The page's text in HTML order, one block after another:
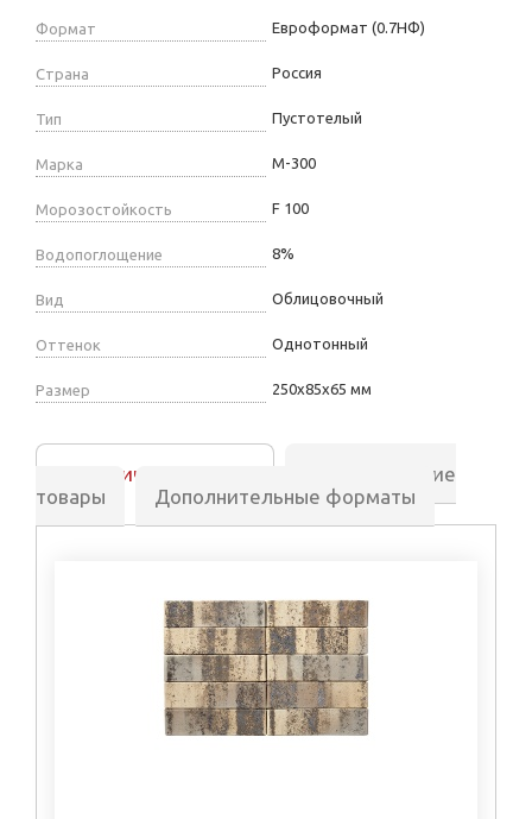
Формат Евроформат (0.7НФ)
Страна Россия
Тип Пустотелый
Марка М-300
Морозостойкость F 100
Водопоглощение 8%
Вид Облицовочный
Оттенок Однотонный
Размер 250х85х65 мм
Аналогичные товары
Сопутствующие
товары
Дополнительные форматы